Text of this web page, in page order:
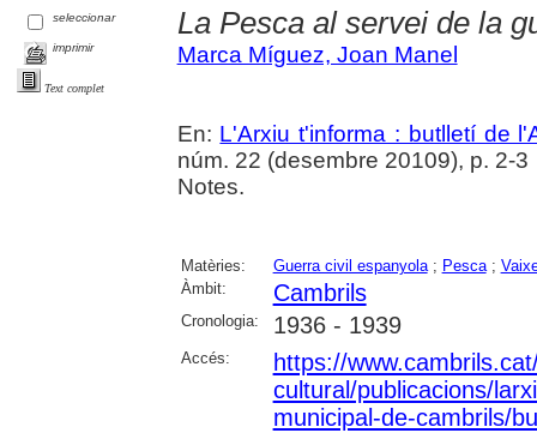
seleccionar
imprimir
Text complet
La Pesca al servei de la
Marca Míguez, Joan Manel
En: L'Arxiu t'informa : butlletí de
núm. 22 (desembre 20109), p. 2-3
Notes.
Matèries: Guerra civil espanyola; Pesca;
Àmbit:
Cambrils
Cronologia: 1936 - 1939
Accés:
https://
cultural/publicacions/
municipal-de-cambrils/